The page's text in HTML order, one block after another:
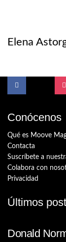
Elena
Conócenos
Qué es Moove
Contacta
Suscríbete a
Colabora con
Privacidad
Últimos post
Donald